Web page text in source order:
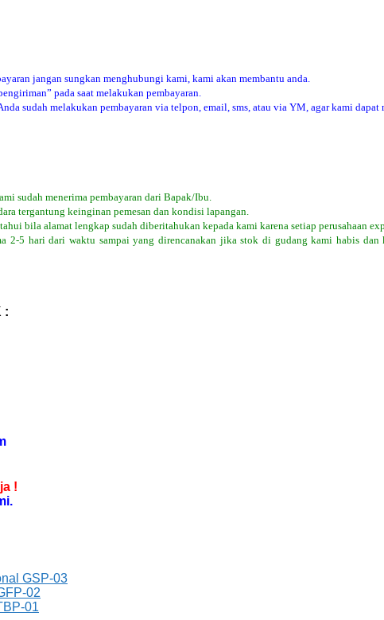
jangan sungkan menghubungi kami, kami akan membantu anda.
pada saat melakukan pembayaran.
sudah melakukan pembayaran via telpon, email, sms, atau via YM, agar kami dapat
sudah menerima pembayaran dari Bapak/Ibu.
tergantung keinginan pemesan dan kondisi lapangan.
bila alamat lengkap sudah diberitahukan kepada kami karena setiap perusahaan
2-5 hari dari waktu sampai yang direncanakan jika stok di gudang kami habis
:
!
GSP-03
02
01